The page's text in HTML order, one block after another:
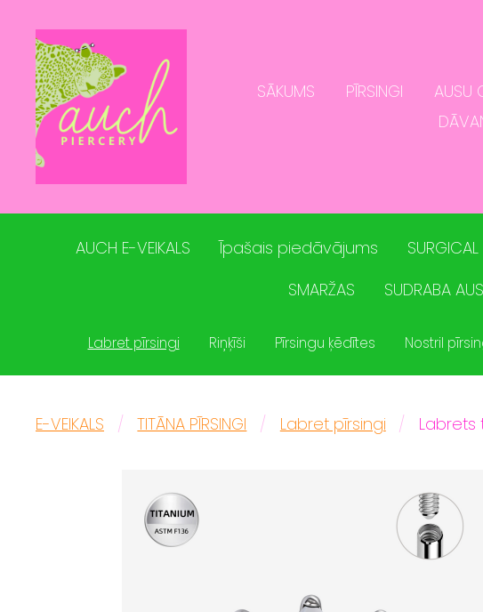
SĀKUMS PĪRSINGI AUSU
AUCH E-VEIKALS Īpašais piedāvājums
SMARŽAS
SUDRABA
Labret pīrsingi Riņķīši Pīrsingu ķēdītes Nostril
E-VEIKALS TITĀNA PĪRSINGI Labret pīrsingi Labrets